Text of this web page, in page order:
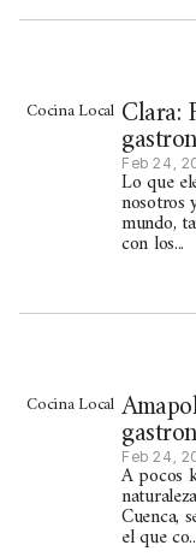
Cocina Local Clara:
Feb 24,
Lo que
nosotros
mundo,
con los...
Cocina Local
Feb 24,
A pocos
Cuenca,
el que